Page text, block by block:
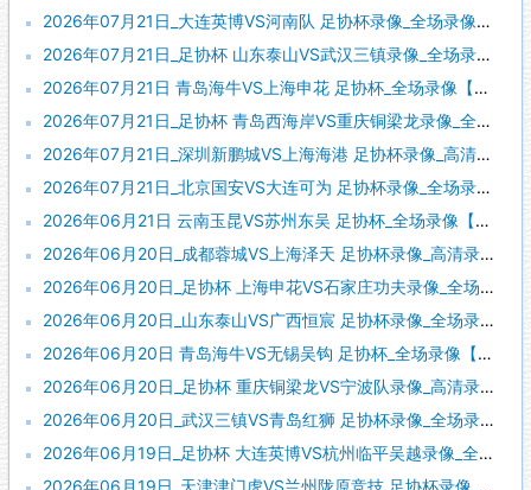
2026年07月21日_大连英博VS河南队 足协杯录像_全场录像【全场回放】
2026年07月21日_足协杯 山东泰山VS武汉三镇录像_全场录像【全场回放】
2026年07月21日 青岛海牛VS上海申花 足协杯_全场录像【视频集锦】
2026年07月21日_足协杯 青岛西海岸VS重庆铜梁龙录像_全场录像【高清回放】
2026年07月21日_深圳新鹏城VS上海海港 足协杯录像_高清录像【全场回放】
2026年07月21日_北京国安VS大连可为 足协杯录像_全场录像【视频集锦】
2026年06月21日 云南玉昆VS苏州东吴 足协杯_全场录像【全场回放】
2026年06月20日_成都蓉城VS上海泽天 足协杯录像_高清录像【全场回放】
2026年06月20日_足协杯 上海申花VS石家庄功夫录像_全场录像【高清回放】
2026年06月20日_山东泰山VS广西恒宸 足协杯录像_全场录像【高清回放】
2026年06月20日 青岛海牛VS无锡吴钩 足协杯_全场录像【全场回放】
2026年06月20日_足协杯 重庆铜梁龙VS宁波队录像_高清录像【全场回放】
2026年06月20日_武汉三镇VS青岛红狮 足协杯录像_全场录像【高清回放】
2026年06月19日_足协杯 大连英博VS杭州临平吴越录像_全场录像【高清回放】